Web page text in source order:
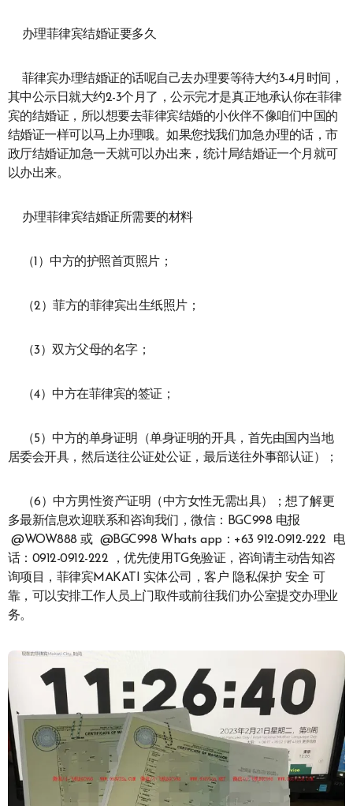
办理菲律宾结婚证要多久
菲律宾办理结婚证的话呢自己去办理要等待大约3-4月时间，
其中公示日就大约2-3个月了，公示完才是真正地承认你在菲律
宾的结婚证，所以想要去菲律宾结婚的小伙伴不像咱们中国的
结婚证一样可以马上办理哦。如果您找我们加急办理的话，市
政厅结婚证加急一天就可以办出来，统计局结婚证一个月就可
以办出来。
办理菲律宾结婚证所需要的材料
（1）中方的护照首页照片；
（2）菲方的菲律宾出生纸照片；
（3）双方父母的名字；
（4）中方在菲律宾的签证；
（5）中方的单身证明（单身证明的开具，首先由国内当地
居委会开具，然后送往公证处公证，最后送往外事部认证）；
（6）中方男性资产证明（中方女性无需出具）；想了解更
多最新信息欢迎联系和咨询我们，微信：BGC998 电报
@WOW888 或 @BGC998 Whats app：+63 912-0912-222 电
话：0912-0912-222 ，优先使用TG免验证，咨询请主动告知咨
询项目，菲律宾MAKATI 实体公司，客户 隐私保护 安全 可
靠，可以安排工作人员上门取件或前往我们办公室提交办理业
务。